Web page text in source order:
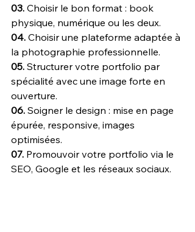
03. Choisir le bon format : book
physique, numérique ou les deux.
04. Choisir une plateforme adaptée à
la photographie professionnelle.
05. Structurer votre portfolio par
spécialité avec une image forte en
ouverture.
06. Soigner le design : mise en page
épurée, responsive, images
optimisées.
07. Promouvoir votre portfolio via le
SEO, Google et les réseaux sociaux.